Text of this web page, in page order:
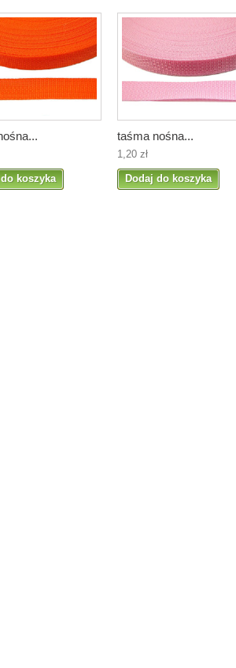
koszyka
taśma nośna...
1,20 zł
Dodaj do koszyka